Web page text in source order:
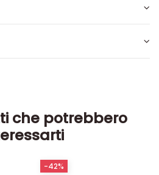
che potrebbero
-42%